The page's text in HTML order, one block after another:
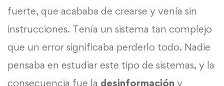
fuerte, que acababa de crearse y venía sin
instrucciones. Tenía un sistema tan complejo
que un error significaba perderlo todo. Nadie
pensaba en estudiar este tipo de sistemas, y la
consecuencia fue la desinformación y